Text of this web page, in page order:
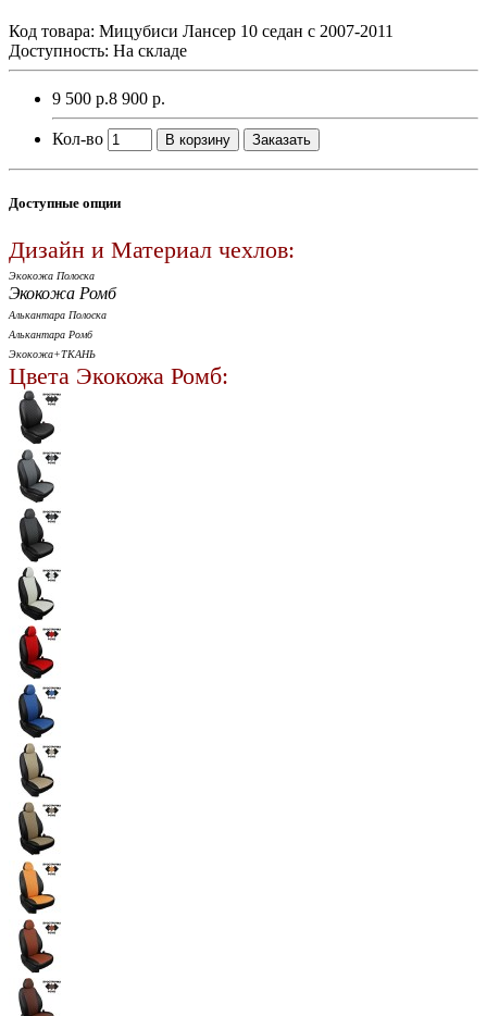
Код товара: Мицубиси Лансер 10 седан с 2007-2011
Доступность: На складе
9 500 р.8 900 р.
Кол-во В корзину Заказать
Доступные опции
Дизайн и Материал чехлов:
Экокожа Полоска
Экокожа Ромб
Алькантара Полоска
Алькантара Ромб
Экокожа+ТКАНЬ
Цвета Экокожа Ромб: